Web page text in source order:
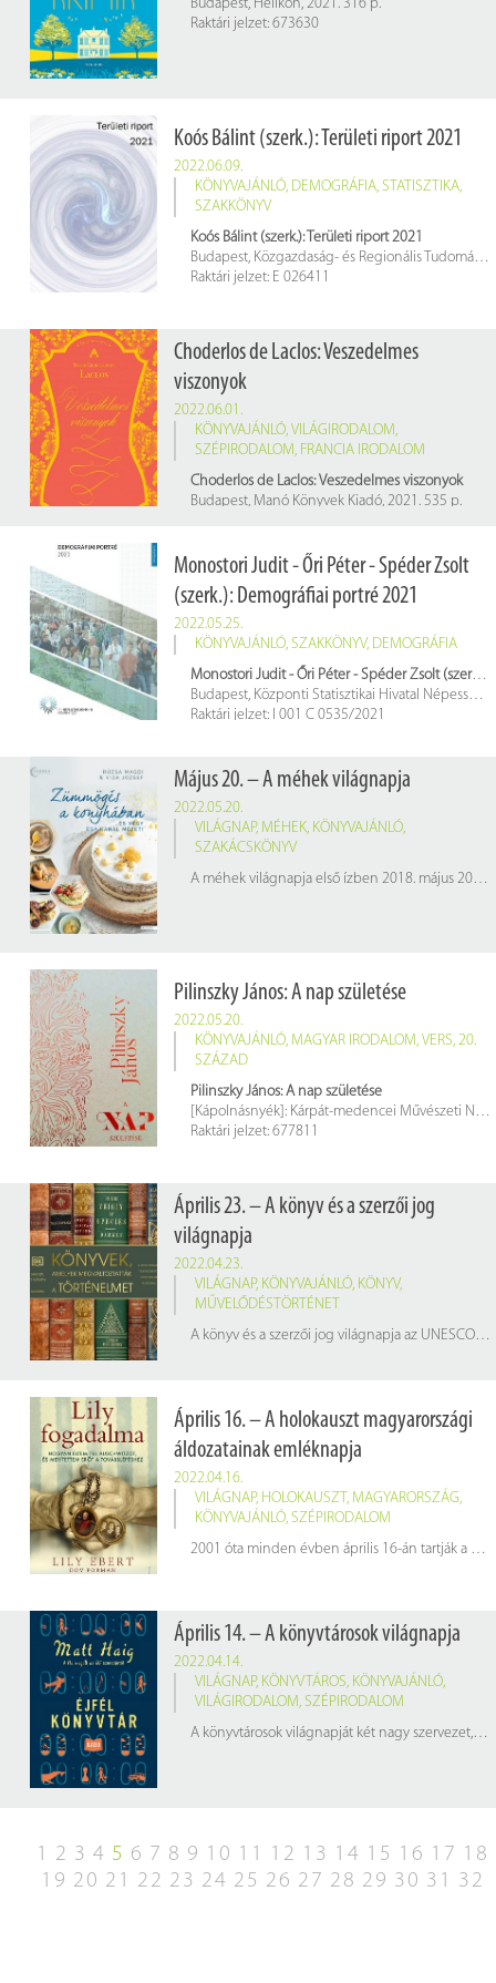
Budapest, Helikon, 2021. 316 p.
Raktári jelzet: 673630
Koós Bálint (szerk.): Területi riport 2021
2022.06.09.
KÖNYVAJÁNLÓ, DEMOGRÁFIA, STATISZTIKA,
SZAKKÖNYV
Koós Bálint (szerk.): Területi riport 2021
Budapest, Közgazdaság- és Regionális Tudományi Kutatóközpont Regionális Kutatások Intézete, 2021. 186 p.
Raktári jelzet: E 026411
Choderlos de Laclos: Veszedelmes
viszonyok
2022.06.01.
KÖNYVAJÁNLÓ, VILÁGIRODALOM,
SZÉPIRODALOM, FRANCIA IRODALOM
Choderlos de Laclos: Veszedelmes viszonyok
Budapest, Manó Könyvek Kiadó, 2021. 535 p.
Monostori Judit - Őri Péter - Spéder Zsolt
(szerk.): Demográfiai portré 2021
2022.05.25.
KÖNYVAJÁNLÓ, SZAKKÖNYV, DEMOGRÁFIA
Monostori Judit - Őri Péter - Spéder Zsolt (szerk.): Demográfiai portré 2021
Budapest, Központi Statisztikai Hivatal Népességtudományi Kutatóintézet, 2021. 280 p.
Raktári jelzet: I 001 C 0535/2021
Május 20. – A méhek világnapja
2022.05.20.
VILÁGNAP, MÉHEK, KÖNYVAJÁNLÓ,
SZAKÁCSKÖNYV
A méhek világnapja első ízben 2018. május 20-án került megtartásra. A dátum magyarázata: 1734. május 20-án született az európai méhészet kiemelkedő alakja, az első osztrák méhészeti iskola egykori vezetője, Anton Janša(wd). Az ő méhészeti munkásságának állítanak emléket azzal, hogy születésnapjának dátuma lett a méhek világnapja.
Pilinszky János: A nap születése
2022.05.20.
KÖNYVAJÁNLÓ, MAGYAR IRODALOM, VERS, 20.
SZÁZAD
Pilinszky János: A nap születése
[Kápolnásnyék]: Kárpát-medencei Művészeti Népfőiskola Alapítvány, 2021. 38 p.
Raktári jelzet: 677811
Április 23. – A könyv és a szerzői jog
világnapja
2022.04.23.
VILÁGNAP, KÖNYVAJÁNLÓ, KÖNYV,
MŰVELŐDÉSTÖRTÉNET
A könyv és a szerzői jog világnapja az UNESCO 1995. évi párizsi konferenciáján kinyilvánított, évente április 23-án tartott nemzetközi akciónap, a könyvek és az olvasás ünnepe. Az ünnepet először 1996-ban rendezték meg.
Április 16. – A holokauszt magyarországi
áldozatainak emléknapja
2022.04.16.
VILÁGNAP, HOLOKAUSZT, MAGYARORSZÁG,
KÖNYVAJÁNLÓ, SZÉPIRODALOM
2001 óta minden évben április 16-án tartják a holokauszt magyarországi áldozatainak emléknapját, arra emlékezve, hogy 1944-ben ezen a napon kezdődött a hazai zsidóság gettóba zárása.
Április 14. – A könyvtárosok világnapja
2022.04.14.
VILÁGNAP, KÖNYVTÁROS, KÖNYVAJÁNLÓ,
VILÁGIRODALOM, SZÉPIRODALOM
A könyvtárosok világnapját két nagy szervezet, az American Library Association (Amerikai Könyvtárak Szövetsége – ALA), és az International Federation of Library Associations and Institutions (Könyvtári Egyesületek és Intézmények Nemzetközi Szövetsége – IFLA) kezdeményezte. A világnap célja, hogy felhívja a figyelmet a könyvtárak és a könyvtárosok által nyújtott értékekre.
1 2 3 4 5 6 7 8 9 10 11 12 13 14 15 16 17 18
19 20 21 22 23 24 25 26 27 28 29 30 31 32